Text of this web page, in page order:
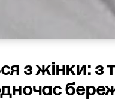
з жінки: з